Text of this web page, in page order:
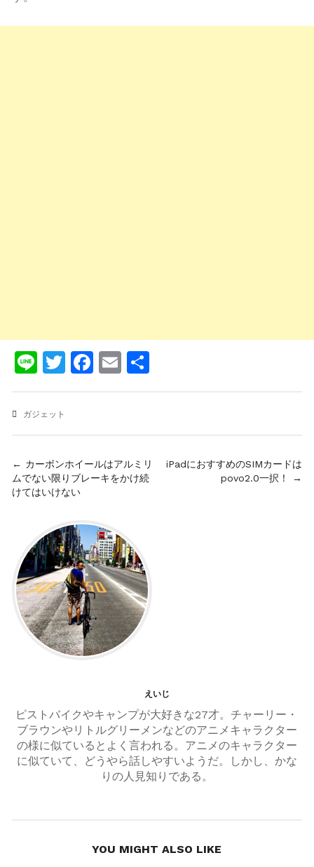
LineTwitter
Facebook
Email
ガジェット
投
稿
ゲ
ー
シ
ョ
← カーボンホイールはアルミリ
ムでない限りブレーキをかけ続
けてはいけない
iPadにおすすめのSIMカードは
povo2.0一択！ →
えいじ
ピストバイクやキャンプが大好きな27才。チャーリー・
ブラウンやリトルグリーメンなどのアニメキャラクター
の様に似ているとよく言われる。アニメのキャラクター
に似ていて、どうやら話しやすいようだ。しかし、かな
りの人見知りである。
YOU MIGHT ALSO LIKE